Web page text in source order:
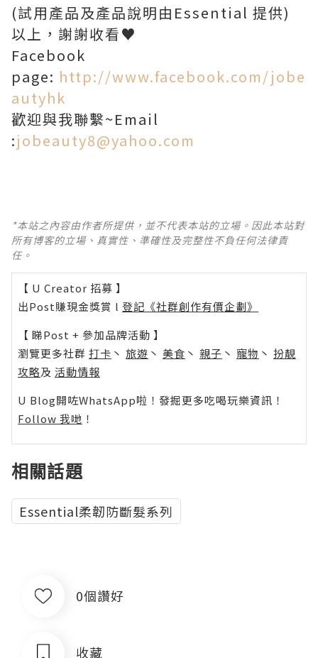
(試用產品及產品說明由Essential 提供)
以上，謝謝收看♥
Facebook
page: http://www.facebook.com/jobe
autyhk
歡迎與我聯繫~Email
:jobeauty8@yahoo.com
*本站之內容由作者所提供，並不代表本站的立場。因此本站對
所有博客的立場、真實性、準確性及完整性不負任何法律責
任。
【 U Creator 招募 】
出Post賺現金獎賞 l 登記《社群創作有價企劃》
【 睇Post + 參加品牌活動 】
瀏覽更多社群 打卡 丶 旅遊 丶 美食 丶 親子 丶 寵物 丶 扮靚
攻略及 活動情報
U Blog開咗WhatsApp啦！發掘更多吃喝玩樂資訊！
Follow 我哋 ！
相關話題
Essential柔韌防斷髮系列
0個讚好
收藏